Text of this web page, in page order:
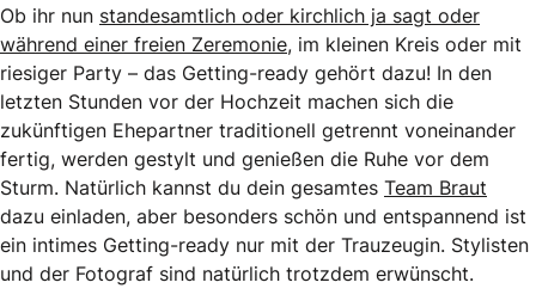
Ob ihr nun standesamtlich oder kirchlich ja sagt oder
während einer freien Zeremonie, im kleinen Kreis oder mit
riesiger Party – das Getting-ready gehört dazu! In den
letzten Stunden vor der Hochzeit machen sich die
zukünftigen Ehepartner traditionell getrennt voneinander
fertig, werden gestylt und genießen die Ruhe vor dem
Sturm. Natürlich kannst du dein gesamtes Team Braut
dazu einladen, aber besonders schön und entspannend ist
ein intimes Getting-ready nur mit der Trauzeugin. Stylisten
und der Fotograf sind natürlich trotzdem erwünscht.